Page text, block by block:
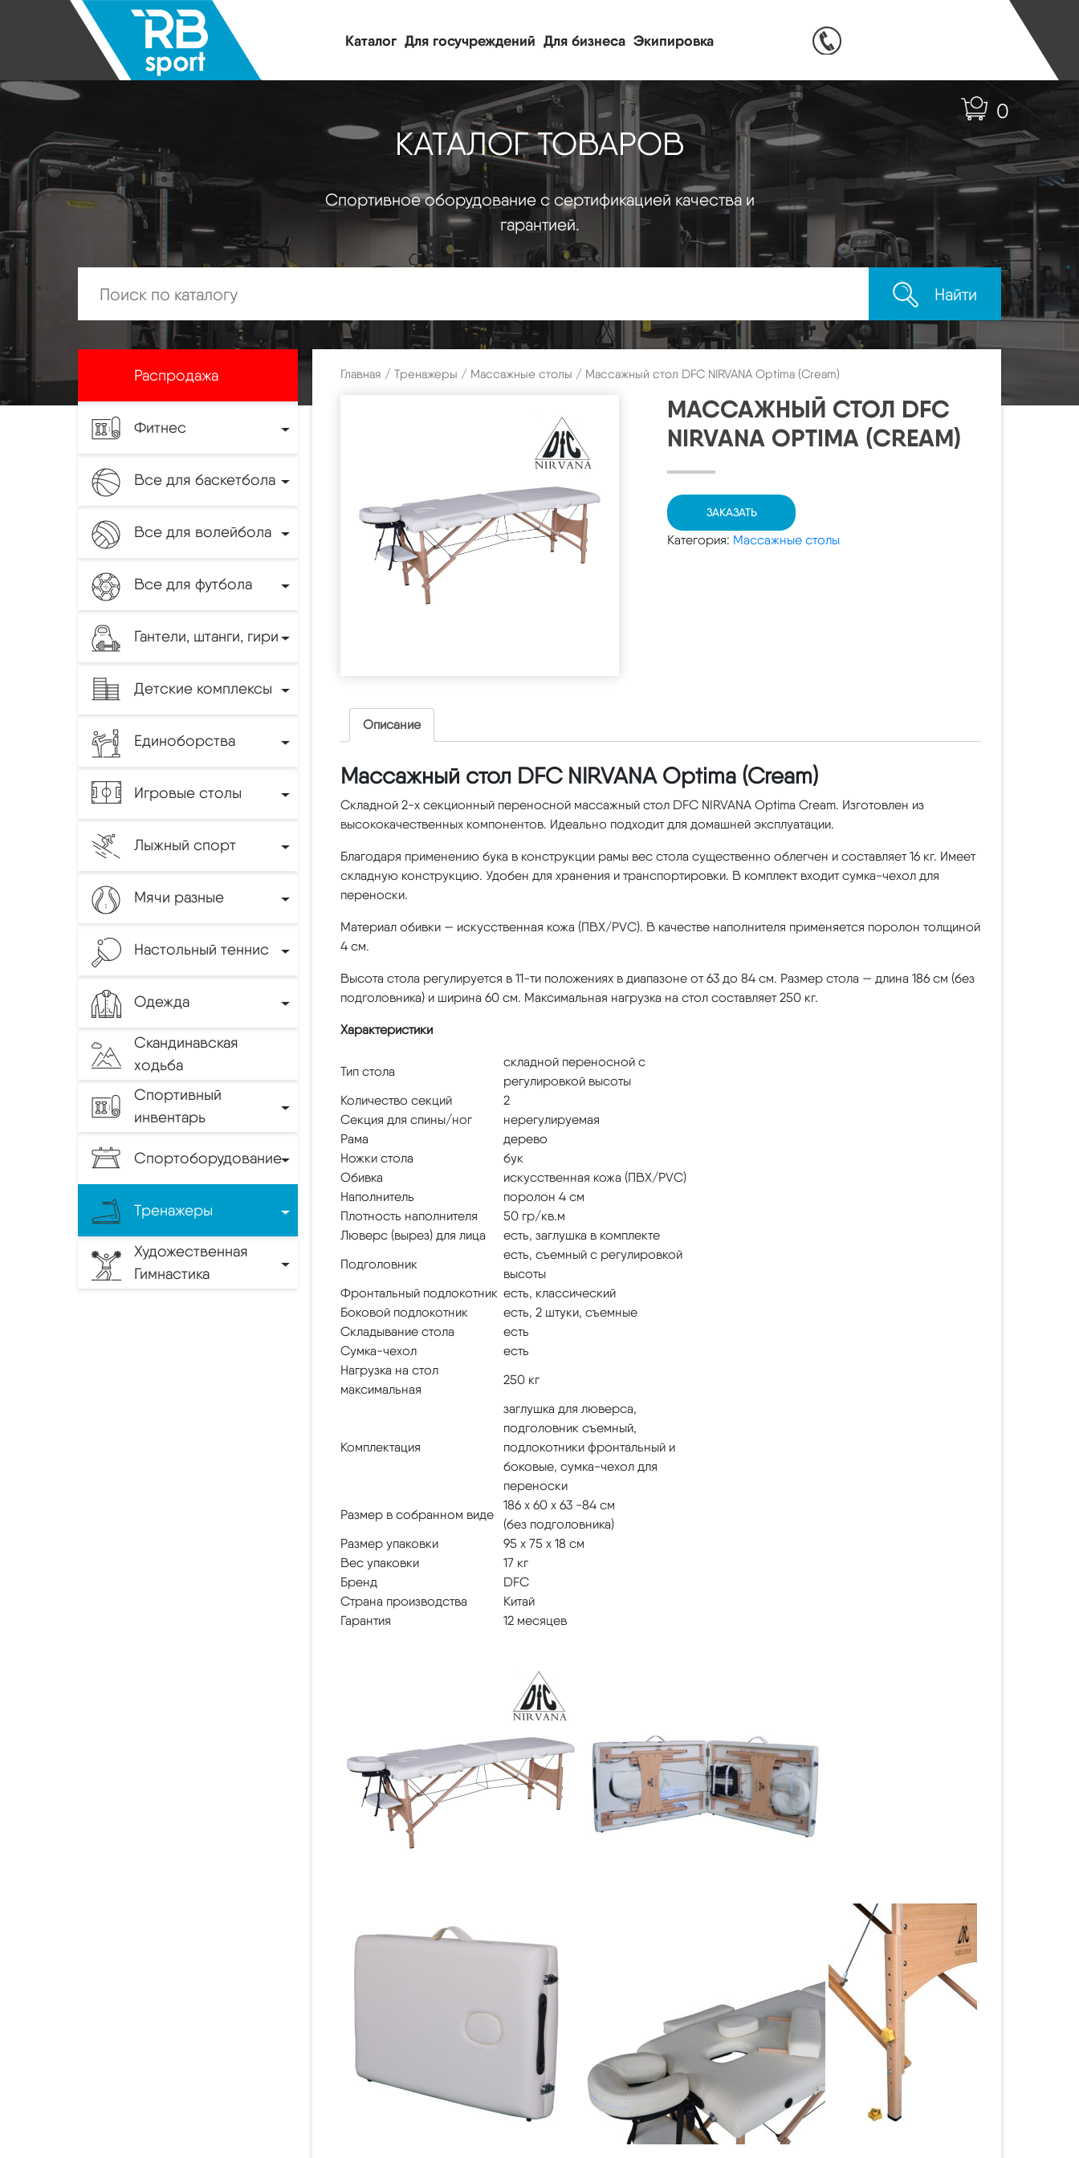
Каталог Для госучреждений Для бизнеса Экипировка
0
КАТАЛОГ ТОВАРОВ
Спортивное оборудование с сертификацией качества и
гарантией.
Найти
Распродажа
Фитнес
Все для баскетбола
Все для волейбола
Все для футбола
Гантели, штанги, гири
Детские комплексы
Единоборства
Игровые столы
Лыжный спорт
Мячи разные
Настольный теннис
Одежда
Скандинавская
ходьба
Спортивный
инвентарь
Спортоборудование
Тренажеры
Художественная
Гимнастика
Главная / Тренажеры / Массажные столы / Массажный стол DFC NIRVANA Optima (Cream)
МАССАЖНЫЙ СТОЛ DFC
NIRVANA OPTIMA (CREAM)
ЗАКАЗАТЬ
Категория: Массажные столы
Описание
Массажный стол DFC NIRVANA Optima (Cream)
Складной 2-х секционный переносной массажный стол DFC NIRVANA Optima Cream. Изготовлен из
высококачественных компонентов. Идеально подходит для домашней эксплуатации.
Благодаря применению бука в конструкции рамы вес стола существенно облегчен и составляет 16 кг. Имеет
складную конструкцию. Удобен для хранения и транспортировки. В комплект входит сумка-чехол для
переноски.
Материал обивки — искусственная кожа (ПВХ/PVC). В качестве наполнителя применяется поролон толщиной
4 см.
Высота стола регулируется в 11-ти положениях в диапазоне от 63 до 84 см. Размер стола — длина 186 см (без
подголовника) и ширина 60 см. Максимальная нагрузка на стол составляет 250 кг.
Характеристики
Тип стола
складной переносной с
регулировкой высоты
Количество секций
2
Секция для спины/ног
нерегулируемая
Рама
дерево
Ножки стола
бук
Обивка
искусственная кожа (ПВХ/PVC)
Наполнитель
поролон 4 см
Плотность наполнителя
50 гр/кв.м
Люверс (вырез) для лица
есть, заглушка в комплекте
Подголовник
есть, съемный с регулировкой
высоты
Фронтальный подлокотник есть, классический
Боковой подлокотник
есть, 2 штуки, съемные
Складывание стола
есть
Сумка-чехол
есть
Нагрузка на стол
максимальная
250 кг
Комплектация
заглушка для люверса,
подголовник съемный,
подлокотники фронтальный и
боковые, сумка-чехол для
переноски
Размер в собранном виде
186 х 60 х 63 -84 см
(без подголовника)
Размер упаковки
95 х 75 х 18 см
Вес упаковки
17 кг
Бренд
DFC
Страна производства
Китай
Гарантия
12 месяцев